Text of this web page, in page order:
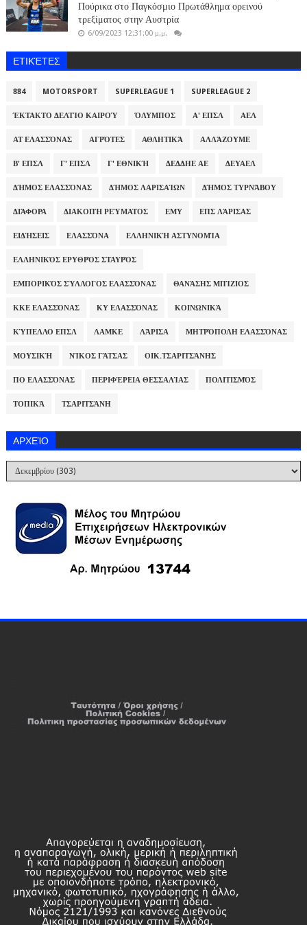
Πούρικα στο Παγκόσμιο Πρωτάθλημα ορεινού
τρεξίματος στην Αυστρία
6/09/2023 12:31:00 μ.μ.
ΕΤΙΚΈΤΕΣ
884 MOTORSPORT SUPERLEAGUE 1 SUPERLEAGUE 2
ΈΚΤΑΚΤΟ ΔΕΛΤΊΟ ΚΑΙΡΟΎ ΌΛΥΜΠΟΣ Α' ΕΠΣΛ ΑΕΛ
ΑΤ ΕΛΑΣΣΌΝΑΣ ΑΓΡΌΤΕΣ ΑΘΛΗΤΙΚΆ ΑΛΛΆΖΟΥΜΕ
Β' ΕΠΣΛ Γ' ΕΠΣΛ Γ' ΕΘΝΙΚΉ ΔΕΔΔΗΕ ΑΕ ΔΕΥΑΕΛ
ΔΉΜΟΣ ΕΛΑΣΣΌΝΑΣ ΔΉΜΟΣ ΛΑΡΙΣΑΊΩΝ ΔΉΜΟΣ ΤΥΡΝΆΒΟΥ
ΔΙΆΦΟΡΑ ΔΙΑΚΟΠΉ ΡΕΎΜΑΤΟΣ ΕΜΥ ΕΠΣ ΛΆΡΙΣΑΣ
ΕΙΔΉΣΕΙΣ ΕΛΑΣΣΌΝΑ ΕΛΛΗΝΙΚΉ ΑΣΤΥΝΟΜΊΑ
ΕΛΛΗΝΙΚΌΣ ΕΡΥΘΡΌΣ ΣΤΑΥΡΌΣ
ΕΜΠΟΡΙΚΌΣ ΣΎΛΛΟΓΟΣ ΕΛΑΣΣΌΝΑΣ ΘΑΝΆΣΗΣ ΜΠΊΖΙΟΣ
ΚΚΕ ΕΛΑΣΣΌΝΑΣ ΚΥ ΕΛΑΣΣΌΝΑΣ ΚΟΙΝΩΝΙΚΆ
ΚΎΠΕΛΛΟ ΕΠΣΛ ΛΑΜΚΕ ΛΆΡΙΣΑ ΜΗΤΡΌΠΟΛΗ ΕΛΑΣΣΌΝΑΣ
ΜΟΥΣΙΚΉ ΝΊΚΟΣ ΓΆΤΣΑΣ ΟΙΚ.ΤΣΑΡΙΤΣΆΝΗΣ
ΠΟ ΕΛΑΣΣΌΝΑΣ ΠΕΡΙΦΈΡΕΙΑ ΘΕΣΣΑΛΊΑΣ ΠΟΛΙΤΙΣΜΌΣ
ΤΟΠΙΚΆ ΤΣΑΡΙΤΣΆΝΗ
ΑΡΧΕΊΟ